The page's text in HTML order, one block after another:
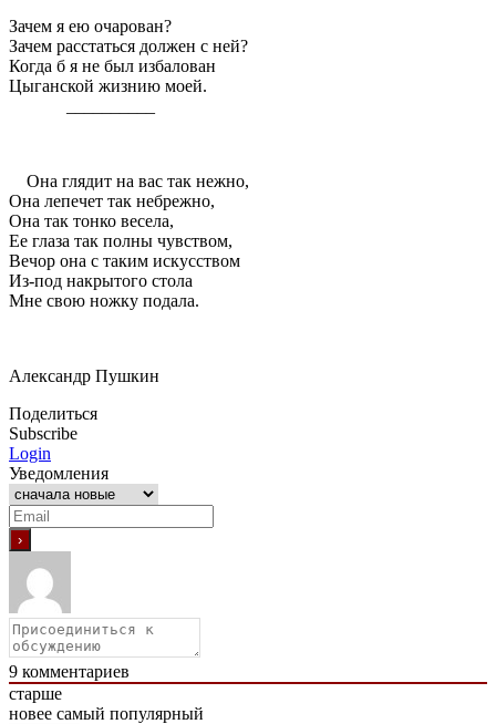
Зачем я ею очарован?
Зачем расстаться должен с ней?
Когда б я не был избалован
Цыганской жизнию моей.
Она глядит на вас так нежно,
Она лепечет так небрежно,
Она так тонко весела,
Ее глаза так полны чувством,
Вечор она с таким искусством
Из-под накрытого стола
Мне свою ножку подала.
Александр Пушкин
Поделиться
Subscribe
Login
Уведомления
9 комментариев
старше
новее самый популярный